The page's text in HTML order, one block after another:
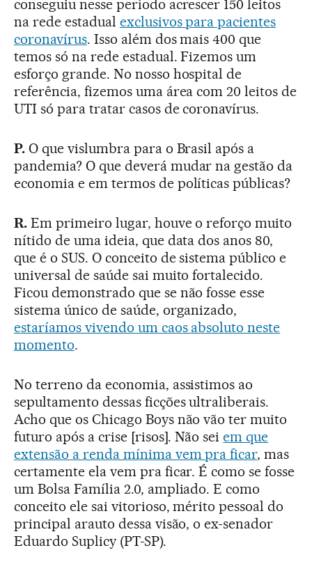
conseguiu nesse período acrescer 150 leitos
na rede estadual exclusivos para pacientes
coronavírus. Isso além dos mais 400 que
temos só na rede estadual. Fizemos um
esforço grande. No nosso hospital de
referência, fizemos uma área com 20 leitos de
UTI só para tratar casos de coronavírus.
P. O que vislumbra para o Brasil após a
pandemia? O que deverá mudar na gestão da
economia e em termos de políticas públicas?
R. Em primeiro lugar, houve o reforço muito
nítido de uma ideia, que data dos anos 80,
que é o SUS. O conceito de sistema público e
universal de saúde sai muito fortalecido.
Ficou demonstrado que se não fosse esse
sistema único de saúde, organizado,
estaríamos vivendo um caos absoluto neste
momento.
No terreno da economia, assistimos ao
sepultamento dessas ficções ultraliberais.
Acho que os Chicago Boys não vão ter muito
futuro após a crise [risos]. Não seiem que
extensão a renda mínima vem pra ficar, mas
certamente ela vem pra ficar. É como se fosse
um Bolsa Família 2.0, ampliado. E como
conceito ele sai vitorioso, mérito pessoal do
principal arauto dessa visão, o ex-senador
Eduardo Suplicy (PT-SP).